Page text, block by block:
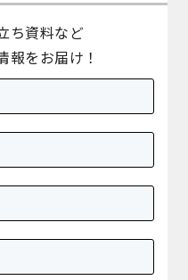
ち資料など
報をお届け！